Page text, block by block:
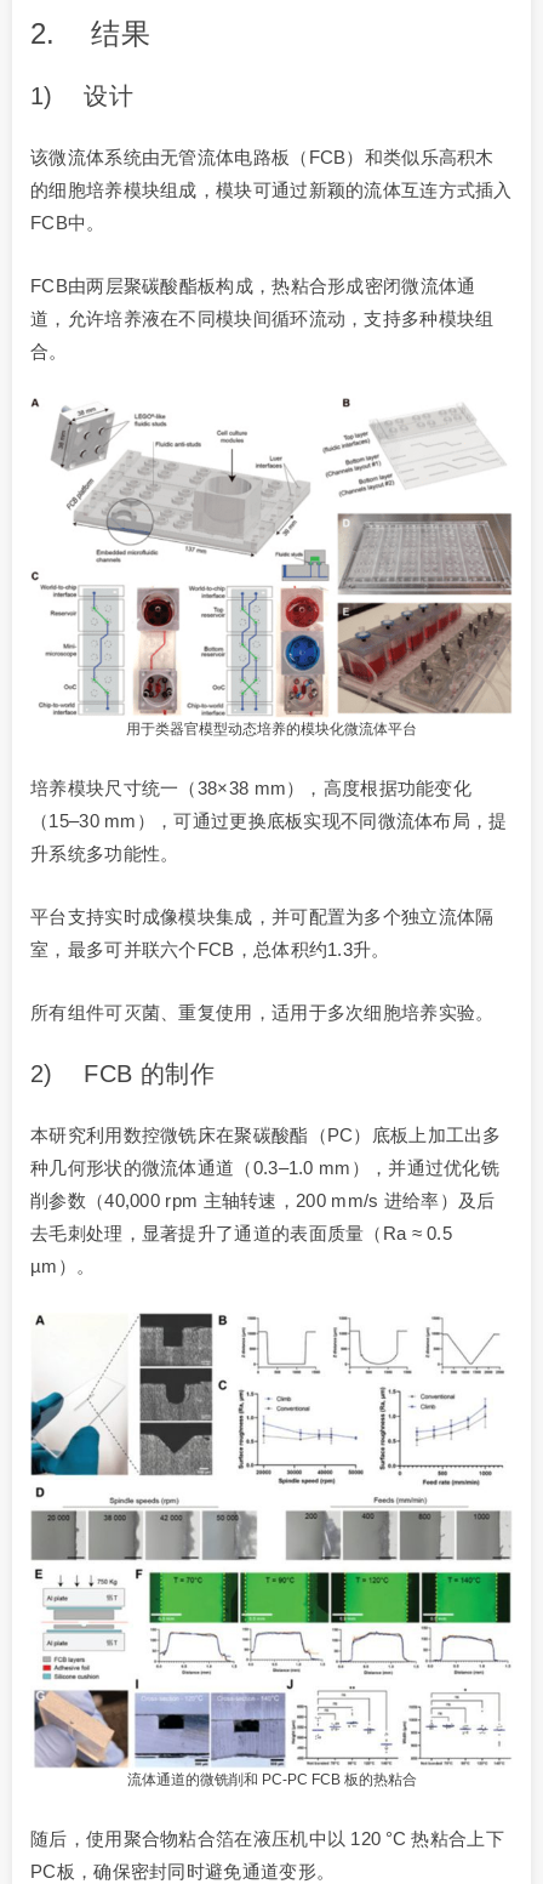
2. 结果
1) 设计
该微流体系统由无管流体电路板（FCB）和类似乐高积木
的细胞培养模块组成，模块可通过新颖的流体互连方式插入
FCB中。
FCB由两层聚碳酸酯板构成，热粘合形成密闭微流体通
道，允许培养液在不同模块间循环流动，支持多种模块组
合。
用于类器官模型动态培养的模块化微流体平台
培养模块尺寸统一（38×38 mm），高度根据功能变化
（15–30 mm），可通过更换底板实现不同微流体布局，提
升系统多功能性。
平台支持实时成像模块集成，并可配置为多个独立流体隔
室，最多可并联六个FCB，总体积约1.3升。
所有组件可灭菌、重复使用，适用于多次细胞培养实验。
2) FCB 的制作
本研究利用数控微铣床在聚碳酸酯（PC）底板上加工出多
种几何形状的微流体通道（0.3–1.0 mm），并通过优化铣
削参数（40,000 rpm 主轴转速，200 mm/s 进给率）及后
去毛刺处理，显著提升了通道的表面质量（Ra ≈ 0.5
µm）。
流体通道的微铣削和 PC-PC FCB 板的热粘合
随后，使用聚合物粘合箔在液压机中以 120 °C 热粘合上下
PC板，确保密封同时避免通道变形。